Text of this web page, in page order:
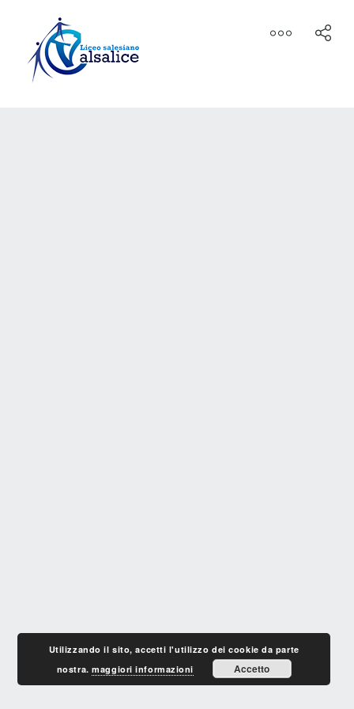
Utilizzando il sito, accetti l'utilizzo dei cookie da parte
nostra.maggiori informazioni Accetto